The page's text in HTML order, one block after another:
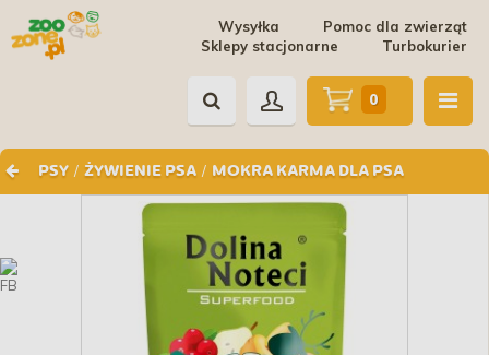
Pomoc dla zwierząt
Wysyłka
Turbokurier
Sklepy stacjonarne
PSY / ŻYWIENIE PSA / MOKRA KARMA DLA PSA
0